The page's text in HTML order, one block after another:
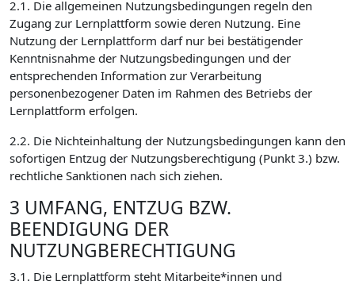
2.1. Die allgemeinen Nutzungsbedingungen regeln den
Zugang zur Lernplattform sowie deren Nutzung. Eine
Nutzung der Lernplattform darf nur bei bestätigender
Kenntnisnahme der Nutzungsbedingungen und der
entsprechenden Information zur Verarbeitung
personenbezogener Daten im Rahmen des Betriebs der
Lernplattform erfolgen.
2.2. Die Nichteinhaltung der Nutzungsbedingungen kann den
sofortigen Entzug der Nutzungsberechtigung (Punkt 3.) bzw.
rechtliche Sanktionen nach sich ziehen.
3 UMFANG, ENTZUG BZW.
BEENDIGUNG DER
NUTZUNGBERECHTIGUNG
3.1. Die Lernplattform steht Mitarbeite*innen und